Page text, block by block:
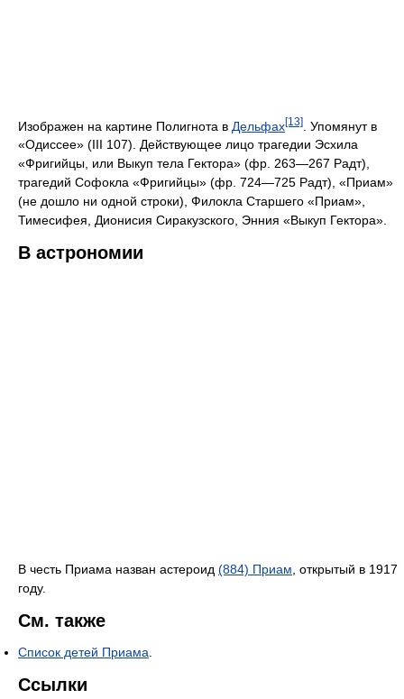
Изображен на картине Полигнота в Дельфах[13]
. Упомянут в
«Одиссее» (III 107). Действующее лицо трагедии Эсхила
«Фригийцы, или Выкуп тела Гектора» (фр. 263—267 Радт),
трагедий Софокла «Фригийцы» (фр. 724—725 Радт), «Приам»
(не дошло ни одной строки), Филокла Старшего «Приам»,
Тимесифея, Дионисия Сиракузского, Энния «Выкуп Гектора».
В астрономии
В честь Приама назван астероид (884) Приам, открытый в 1917
году.
См. также
Список детей Приама.
Ссылки